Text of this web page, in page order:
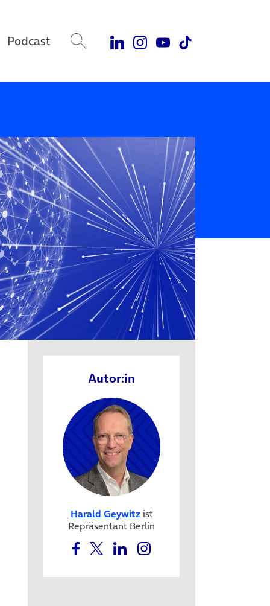
Podcast
Autor:in
Harald Geywitzist
Repräsentant Berlin